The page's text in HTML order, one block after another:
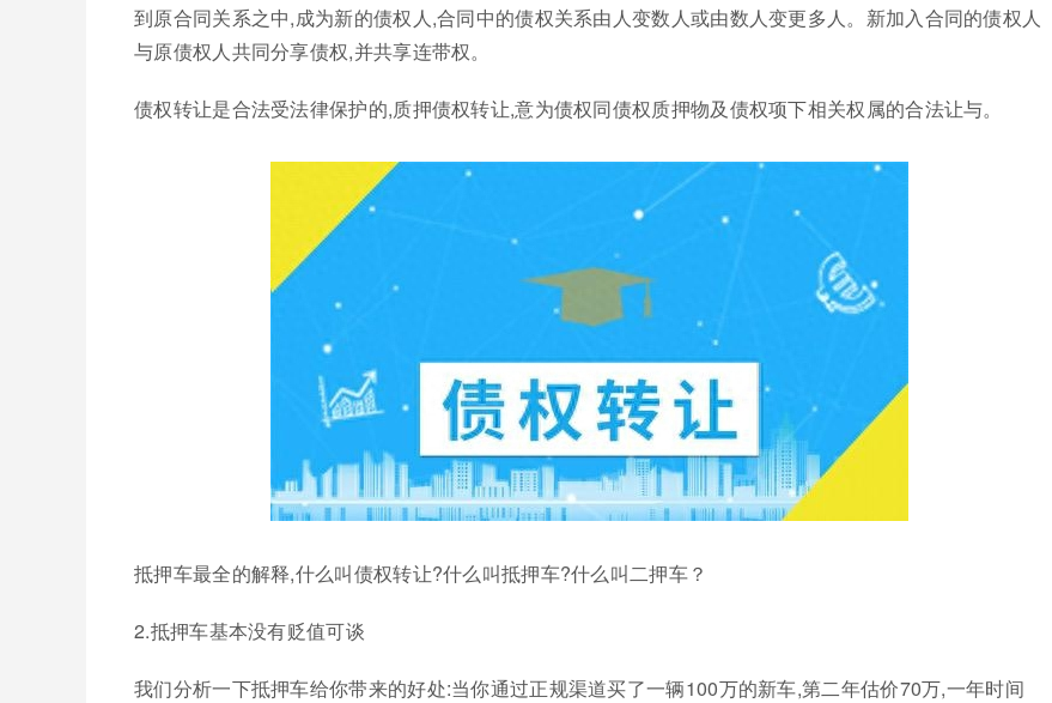
到原合同关系之中,成为新的债权人,合同中的债权关系由人变数人或由数人变更多人。新加入合同的债权人
与原债权人共同分享债权,并共享连带权。
债权转让是合法受法律保护的,质押债权转让,意为债权同债权质押物及债权项下相关权属的合法让与。
抵押车最全的解释,什么叫债权转让?什么叫抵押车?什么叫二押车？
2.抵押车基本没有贬值可谈
我们分析一下抵押车给你带来的好处:当你通过正规渠道买了一辆100万的新车,第二年估价70万,一年时间